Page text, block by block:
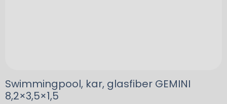
Swimmingpool, kar, glasfiber GEMINI
8,2×3,5×1,5